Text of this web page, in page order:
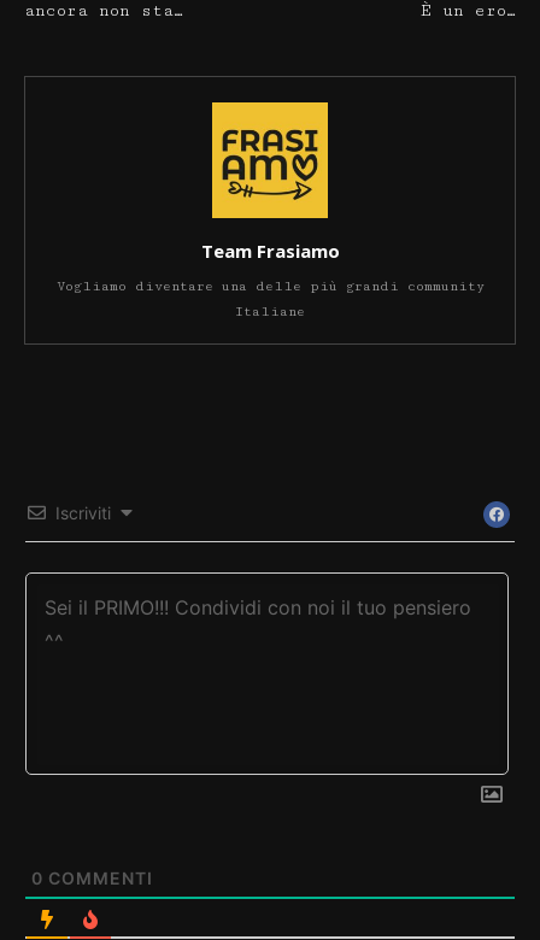
ancora non sta…
È un ero…
Team Frasiamo
Vogliamo diventare una delle più grandi community
Italiane
Iscriviti
0 COMMENTI